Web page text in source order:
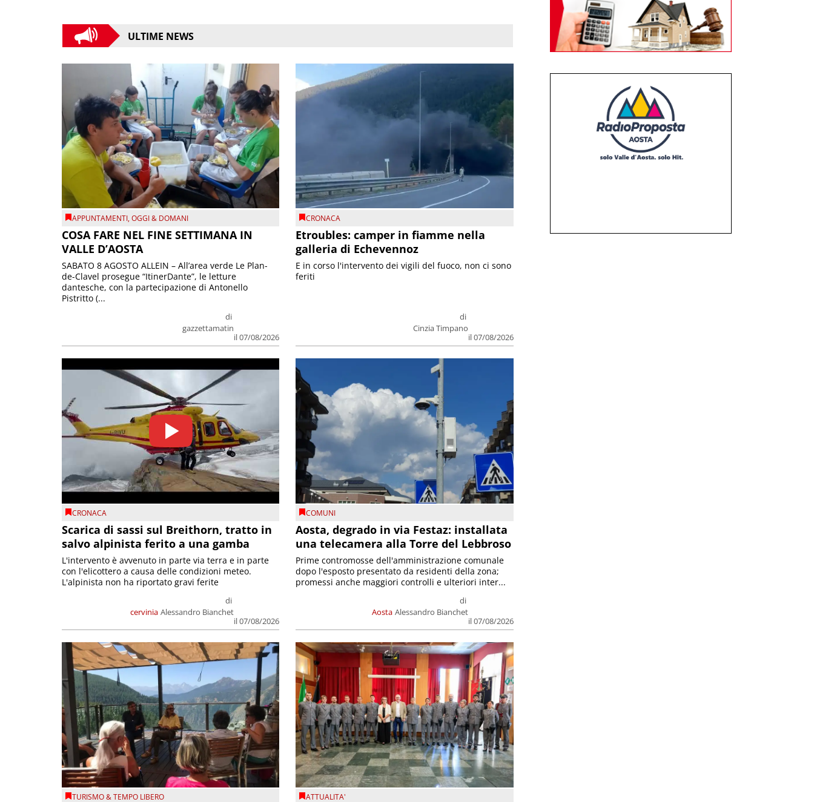
ULTIME NEWS
APPUNTAMENTI,OGGI & DOMANI
COSA FARE NEL FINE SETTIMANA IN
VALLE D’AOSTA
di
gazzettamatin
il 07/08/2026
SABATO 8 AGOSTO ALLEIN – All’area verde Le Plan-
de-Clavel prosegue “ItinerDante”, le letture
dantesche, con la partecipazione di Antonello
Pistritto (...
CRONACA
Etroubles: camper in fiamme nella
galleria di Echevennoz
di
Cinzia Timpano
il 07/08/2026
E in corso l'intervento dei vigili del fuoco, non ci sono
feriti
CRONACA
Scarica di sassi sul Breithorn, tratto in
salvo alpinista ferito a una gamba
cervinia
di
Alessandro Bianchet
il 07/08/2026
L'intervento è avvenuto in parte via terra e in parte
con l'elicottero a causa delle condizioni meteo.
L'alpinista non ha riportato gravi ferite
COMUNI
Aosta, degrado in via Festaz: installata
una telecamera alla Torre del Lebbroso
Aosta
di
Alessandro Bianchet
il 07/08/2026
Prime contromosse dell'amministrazione comunale
dopo l'esposto presentato da residenti della zona;
promessi anche maggiori controlli e ulteriori inter...
TURISMO & TEMPO LIBERO ATTUALITA'